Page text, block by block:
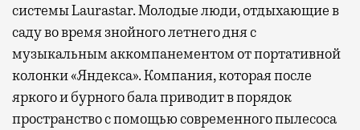
системы Laurastar. Молодые люди, отдыхающие в
саду во время знойного летнего дня с
музыкальным аккомпанементом от портативной
колонки «Яндекса». Компания, которая после
яркого и бурного бала приводит в порядок
пространство с помощью современного пылесоса